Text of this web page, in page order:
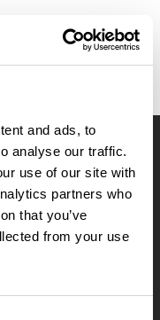
and ads, to
analyse our traffic.
use of our site with
partners who
that you’ve
from your use